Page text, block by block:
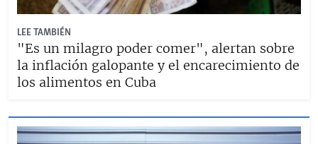
LEE TAMBIÉN
"Es un milagro poder comer", alertan sobre
la inflación galopante y el encarecimiento de
los alimentos en Cuba